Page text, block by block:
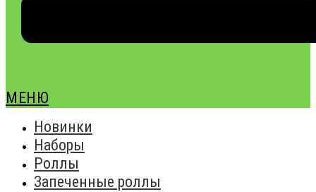
МЕНЮ
Новинки
Наборы
Роллы
Запеченные роллы